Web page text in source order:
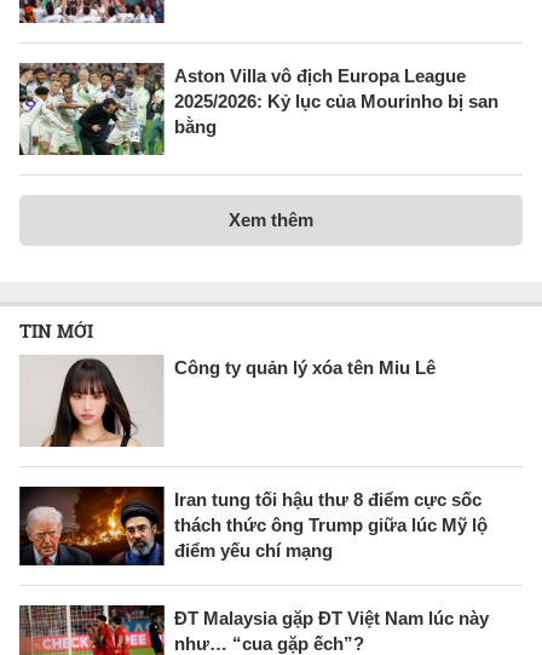
Aston Villa vô địch Europa League
2025/2026: Kỷ lục của Mourinho bị san
bằng
Xem thêm
TIN MỚI
Công ty quản lý xóa tên Miu Lê
Iran tung tối hậu thư 8 điểm cực sốc
thách thức ông Trump giữa lúc Mỹ lộ
điểm yếu chí mạng
ĐT Malaysia gặp ĐT Việt Nam lúc này
như… “cua gặp ếch”?